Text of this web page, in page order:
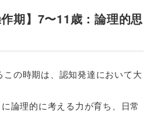
期】7〜11歳：論理的思
の時期は、認知発達において大
論理的に考える力が育ち、日常